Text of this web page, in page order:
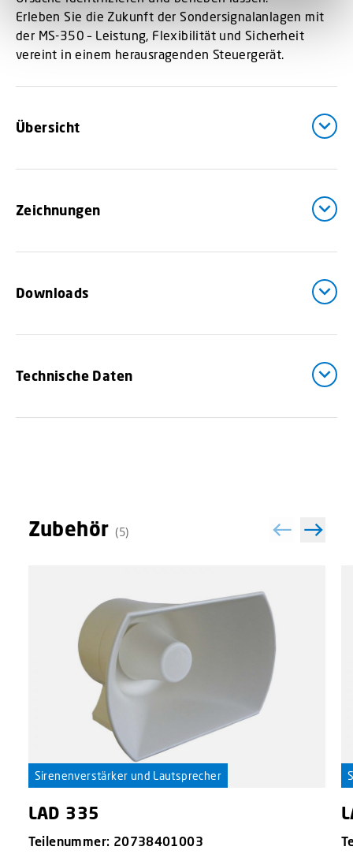
Erleben Sie die Zukunft der Sondersignalanlagen mit
der MS-350 – Leistung, Flexibilität und Sicherheit
vereint in einem herausragenden Steuergerät.
Übersicht
Zeichnungen
Downloads
Technische Daten
Zubehör (5)
Sirenenverstärker und Lautsprecher
LAD 335
Teilenummer: 20738401003